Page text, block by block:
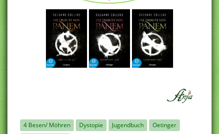
4 Besen/ Möhren Dystopie Jugendbuch
Oetinger